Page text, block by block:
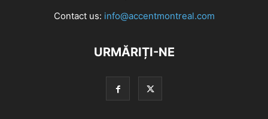
Contact us: info@accentmontreal.com
URMĂRIȚI-NE